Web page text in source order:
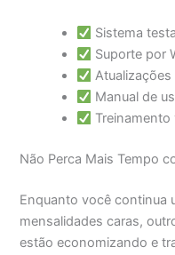
Sistema
Suporte por
Manual de
Não Perca Mais Tempo
Enquanto você continua
mensalidades caras,
estão economizando e